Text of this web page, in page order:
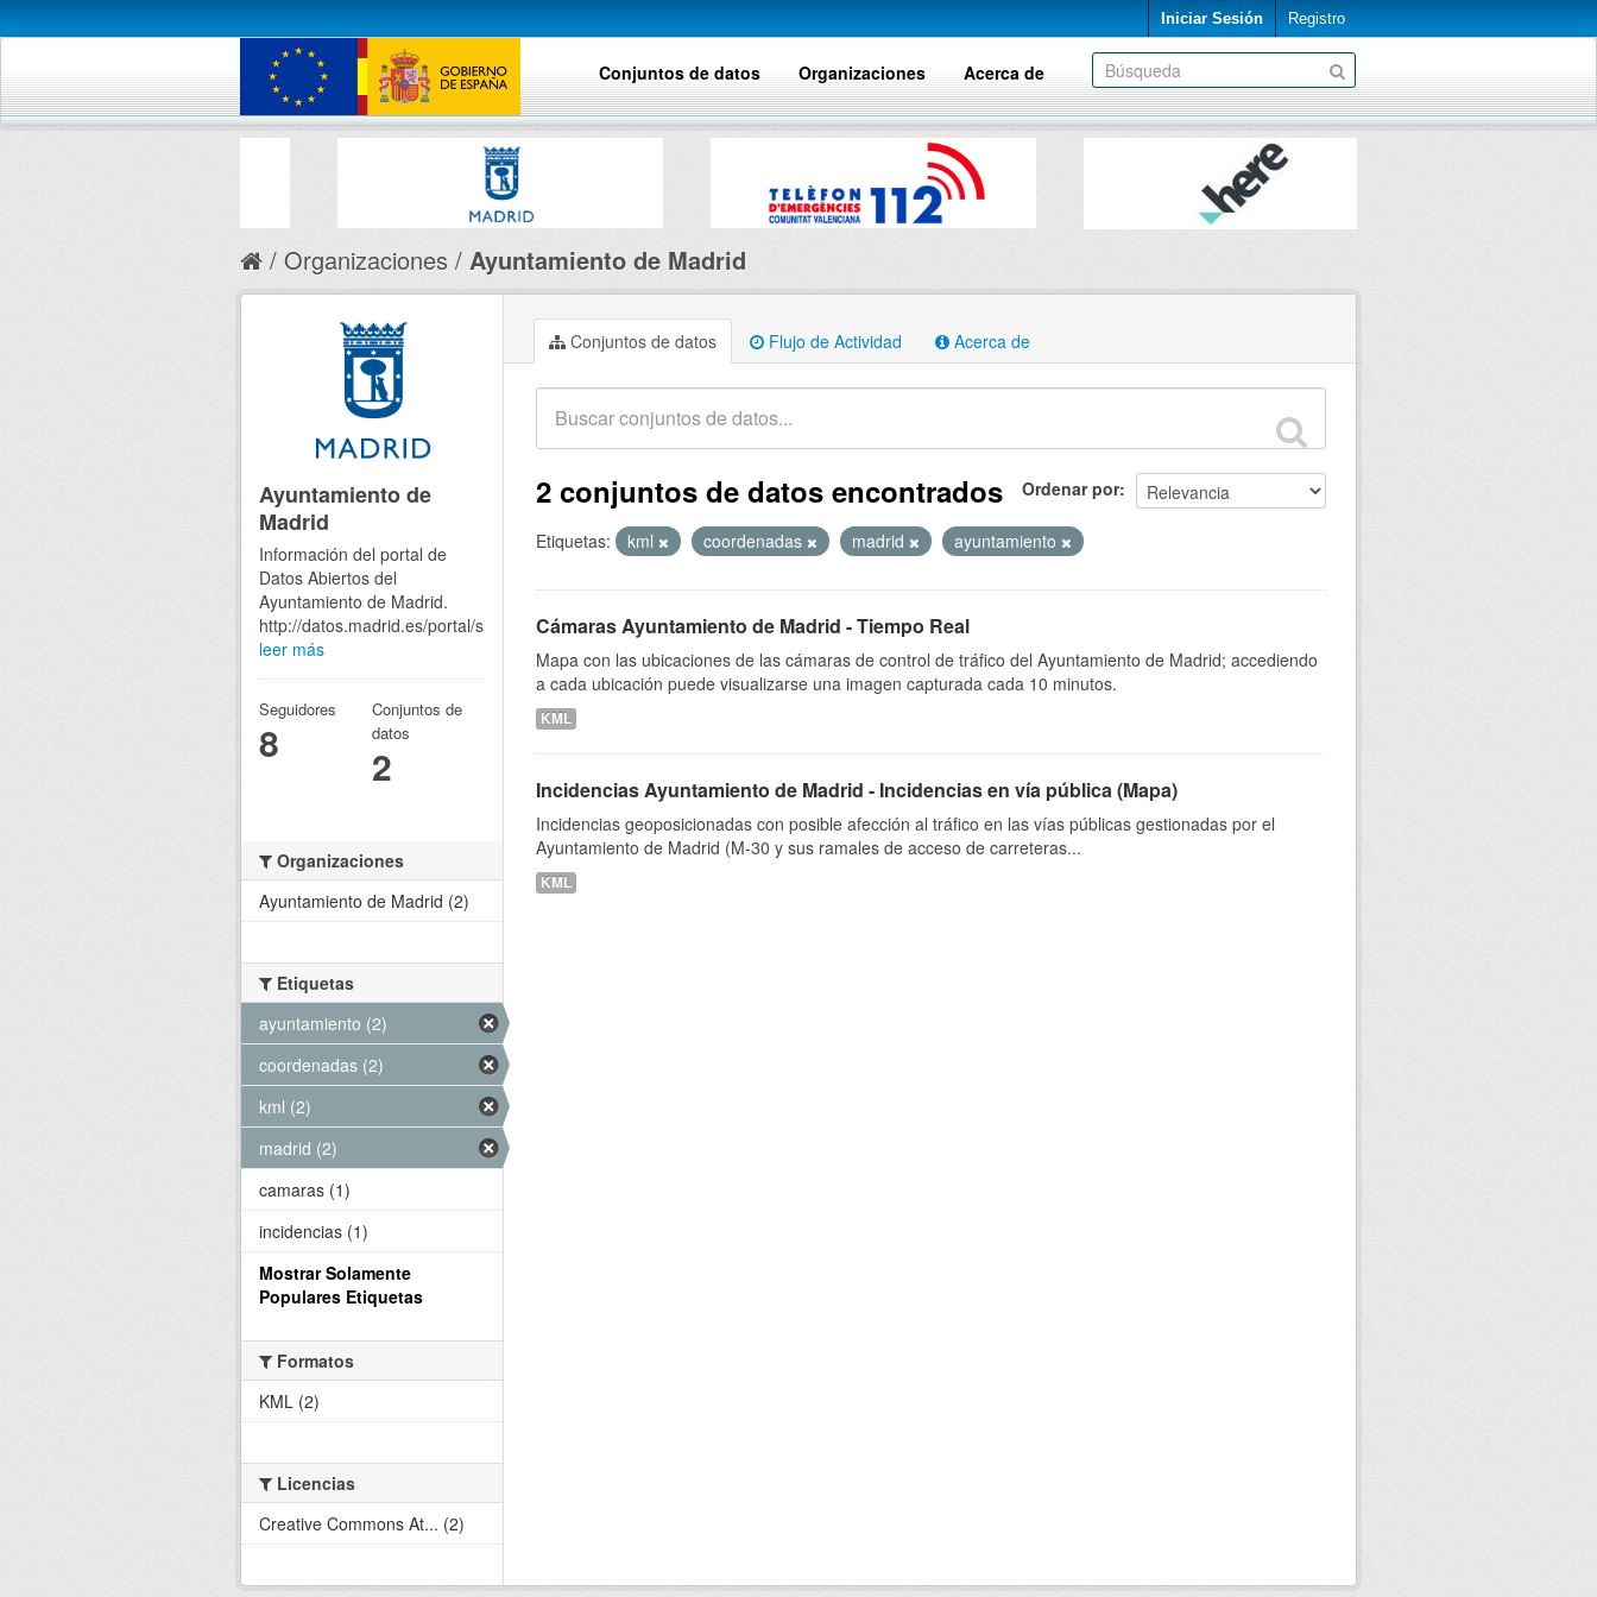
Iniciar Sesión Registro
Conjuntos de datos Organizaciones Acerca de
Organizaciones Ayuntamiento de Madrid
Conjuntos de datos Flujo de Actividad Acerca de
Ordenar por
2 conjuntos de datos encontrados
Etiquetas: kml coordenadas madrid ayuntamiento
Cámaras Ayuntamiento de Madrid - Tiempo Real
Mapa con las ubicaciones de las cámaras de control de tráfico del Ayuntamiento de Madrid; accediendo
a cada ubicación puede visualizarse una imagen capturada cada 10 minutos.
KML
Incidencias Ayuntamiento de Madrid - Incidencias en vía pública (Mapa)
Incidencias geoposicionadas con posible afección al tráfico en las vías públicas gestionadas por el
Ayuntamiento de Madrid (M-30 y sus ramales de acceso de carreteras...
KML
Ayuntamiento de
Madrid
Información del portal de
Datos Abiertos del
Ayuntamiento de Madrid.
http://datos.madrid.es/portal/site/egob
leer más
Seguidores
8
Conjuntos de
datos
2
Organizaciones
Ayuntamiento de Madrid (2)
Etiquetas
ayuntamiento (2)
coordenadas (2)
kml (2)
madrid (2)
camaras (1)
incidencias (1)
Mostrar Solamente
Populares Etiquetas
Formatos
KML (2)
Licencias
Creative Commons At... (2)